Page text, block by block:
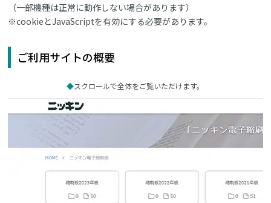
（一部機種は正常に動作しない場合があります）
※cookieとJavaScriptを有効にする必要があります。
ご利用サイトの概要
スクロールで全体をご覧いただけます。